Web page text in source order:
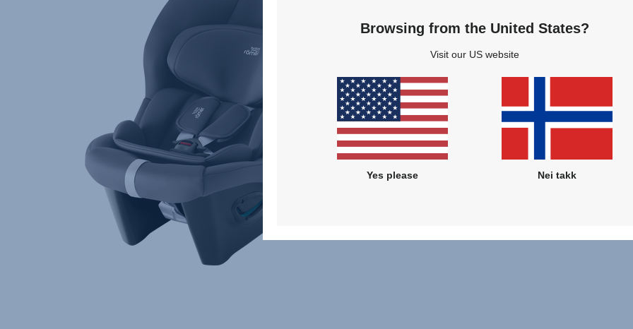
Browsing from the United States?
Visit our US website
Yes please Nei takk